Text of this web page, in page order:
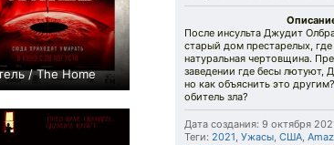
/ The Home
После инсульта Джудит
старый дом престарелых,
натуральная чертовщина.
заведении где бесы лютуют,
но как объяснить это
обитель зла?
Дата создания: 9 октября
Теги: 2021, Ужасы, США,